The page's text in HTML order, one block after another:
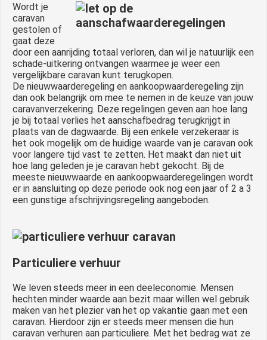
Wordt je
caravan
gestolen of
gaat deze
door een aanrijding totaal verloren, dan wil je natuurlijk een
schade-uitkering ontvangen waarmee je weer een
vergelijkbare caravan kunt terugkopen.
De nieuwwaarderegeling en aankoopwaarderegeling zijn
dan ook belangrijk om mee te nemen in de keuze van jouw
caravanverzekering. Deze regelingen geven aan hoe lang
je bij totaal verlies het aanschafbedrag terugkrijgt in
plaats van de dagwaarde. Bij een enkele verzekeraar is
het ook mogelijk om de huidige waarde van je caravan ook
voor langere tijd vast te zetten. Het maakt dan niet uit
hoe lang geleden je je caravan hebt gekocht. Bij de
meeste nieuwwaarde en aankoopwaarderegelingen wordt
er in aansluiting op deze periode ook nog een jaar of 2 a 3
een gunstige afschrijvingsregeling aangeboden.
Particuliere verhuur
We leven steeds meer in een deeleconomie. Mensen
hechten minder waarde aan bezit maar willen wel gebruik
maken van het plezier van het op vakantie gaan met een
caravan. Hierdoor zijn er steeds meer mensen die hun
caravan verhuren aan particuliere. Met het bedrag wat ze